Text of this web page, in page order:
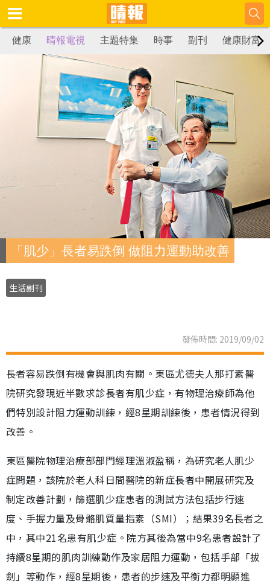
健康 晴報電視 主題特集 時事 副刊 健康財富
「肌少」長者易跌倒 做阻力運動助改善
生活副刊
發佈時間: 2019/09/02
長者容易跌倒有機會與肌肉有關。東區尤德夫人那打素醫
院研究發現近半數求診長者有肌少症，有物理治療師為他
們特別設計阻力運動訓練，經8星期訓練後，患者情況得到
改善。
東區醫院物理治療部部門經理溫淑盈稱，為研究老人肌少
症問題，該院於老人科日間醫院的新症長者中開展研究及
制定改善計劃，篩選肌少症患者的測試方法包括步行速
度、手握力量及骨骼肌質量指素（SMI）；結果39名長者之
中，其中21名患有肌少症。院方其後為當中9名患者設計了
持續8星期的肌肉訓練動作及家居阻力運動，包括手部「拔
劍」等動作，經8星期後，患者的步速及平衡力都明顯進